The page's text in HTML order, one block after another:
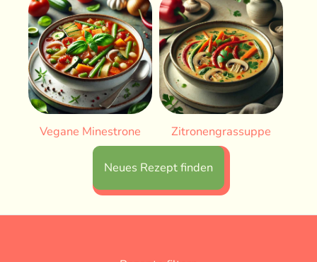
Vegane Minestrone Zitronengrassuppe
Neues Rezept finden